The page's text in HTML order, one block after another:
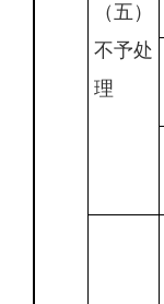
（五）
不予处
理